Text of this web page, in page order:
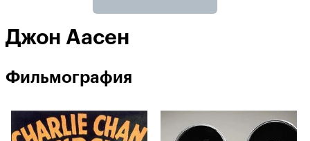
Джон Аасен
Фильмография